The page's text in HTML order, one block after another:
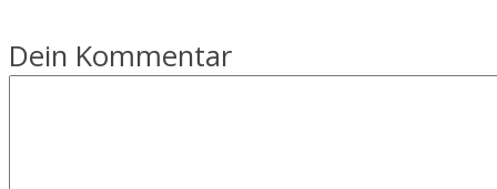
Dein Kommentar